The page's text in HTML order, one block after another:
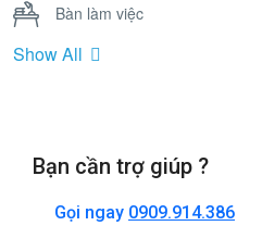
Bàn làm việc
Bồn Tắm Nằm
Điện thoại
Show All
Bạn cần trợ giúp ?
Gọi ngay 0909.914.386